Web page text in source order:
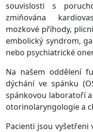
souvislosti s
zmiňována
mozkové příhody,
embolický syndrom,
nebo psychiatrické
Na našem oddělení
dýchání ve spánku
spánkovou laboratoří
otorinolaryngologie a
Pacienti jsou